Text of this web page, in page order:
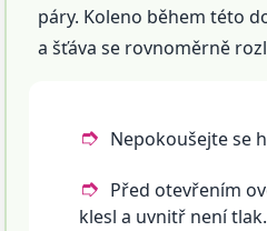
páry. Koleno během této
a šťáva se rovnoměrně
Nepokoušejte se
Před otevřením
klesl a uvnitř není tlak.